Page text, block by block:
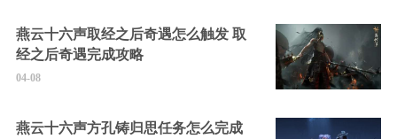
燕云十六声取经之后奇遇怎么触发 取
经之后奇遇完成攻略
04-08
燕云十六声方孔铸归思任务怎么完成